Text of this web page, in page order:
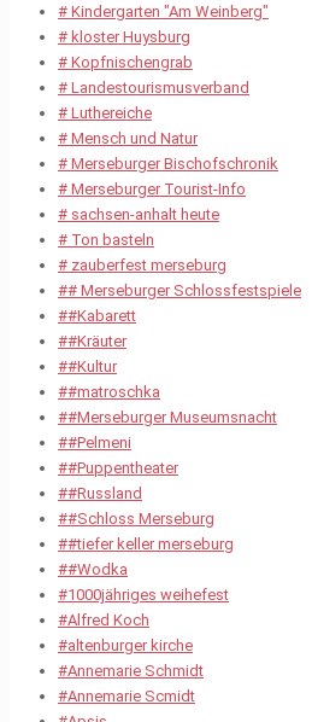
# Kindergarten "Am Weinberg"
# kloster Huysburg
# Kopfnischengrab
# Landestourismusverband
# Luthereiche
# Mensch und Natur
# Merseburger Bischofschronik
# Merseburger Tourist-Info
# sachsen-anhalt heute
# Ton basteln
# zauberfest merseburg
## Merseburger Schlossfestspiele
##Kabarett
##Kräuter
##Kultur
##matroschka
##Merseburger Museumsnacht
##Pelmeni
##Puppentheater
##Russland
##Schloss Merseburg
##tiefer keller merseburg
##Wodka
#1000jähriges weihefest
#Alfred Koch
#altenburger kirche
#Annemarie Schmidt
#Annemarie Scmidt